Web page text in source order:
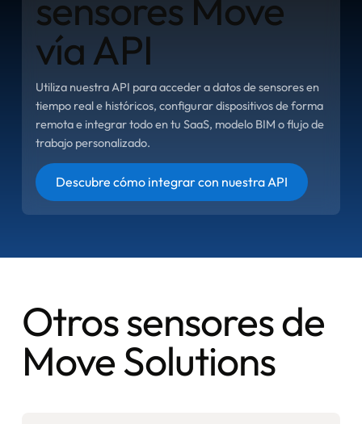
vía API
Utiliza nuestra API para acceder a datos de sensores en
tiempo real e históricos, configurar dispositivos de forma
remota e integrar todo en tu SaaS, modelo BIM o flujo de
trabajo personalizado.
Descubre cómo integrar con nuestra API
Otros sensores de
Move Solutions